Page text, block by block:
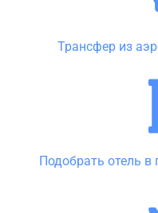
Трансфер из
Подобрать отель